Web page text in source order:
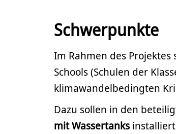
Schwerpunkte
Im Rahmen des
Schools (Schulen der
klimawandelbedingten
Dazu sollen in den
mit Wassertanks